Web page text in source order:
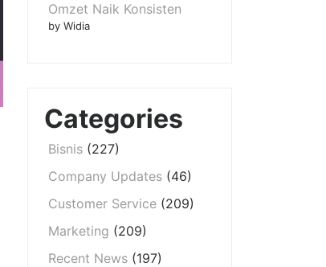
Omzet Naik Konsisten
by Widia
Categories
Bisnis (227)
Company Updates (46)
Customer Service (209)
Marketing (209)
Recent News (197)